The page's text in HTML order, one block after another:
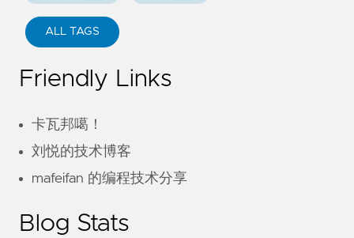
ALL TAGS
Friendly Links
卡瓦邦噶！
刘悦的技术博客
mafeifan 的编程技术分享
Blog Stats